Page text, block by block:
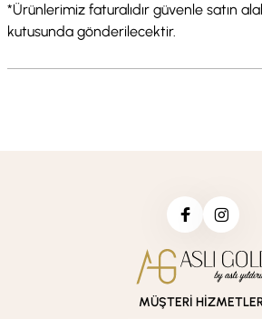
*Ürünlerimiz faturalıdır güvenle satın
kutusunda gönderilecektir.
MÜŞTERİ